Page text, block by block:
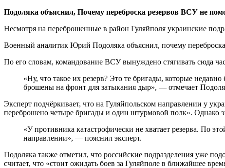
Подоляка объяснил, Почему переброска резервов ВСУ не
Несмотря на переброшенные в район Гуляйполя украинские
Военный аналитик Юрий Подоляка объяснил, почему
По его словам, командование ВСУ вынуждено стягивать сюда
«Ну, что такое их резерв? Это те бригады, которые
брошены на фронт для затыкания дыр», — отмечает
Эксперт подчёркивает, что на Гуляйпольском направлении у
переброшено четыре бригады и один штурмовой полк». Однако
«У противника катастрофически не хватает резерва. По
направлении», — пояснил эксперт.
Подоляка также отметил, что российские подразделения уже
считает, что «стоит ожидать боев за Гуляйполе в ближайшее